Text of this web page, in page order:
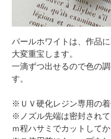
パールホワイトは、作品
大変重宝します。
一滴ずつ出せるので色の
す。
※ＵＶ硬化レジン専用の着
※ノズル先端は密封され
ｍ程ハサミでカットしてか